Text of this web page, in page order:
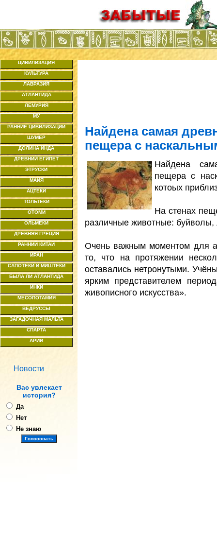
ЦИВИЛИЗАЦИЯ
КУЛЬТУРА
ЛАВРАЗИЯ
АТЛАНТИДА
ЛЕМУРИЯ
МУ
РАННИЕ ЦИВИЛИЗАЦИИ
ШУМЕР
ДОЛИНА ИНДА
ДРЕВНИЙ ЕГИПЕТ
ЭТРУСКИ
МАЙЯ
АЦТЕКИ
ТОЛЬТЕКИ
ОТОМИ
ОЛЬМЕКИ
ДРЕВНЯЯ ГРЕЦИЯ
РАННИЙ КИТАЙ
ИРАН
САПОТЕКИ И МИШТЕКИ
БЫЛА ЛИ АТЛАНТИДА
ИНКИ
МЕСОПОТАМИЯ
ВЕДРУССЫ
ЗАГАДОЧНАЯ МАЛЬТА
СПАРТА
АРИИ
Новости
Ваc увлекает
история?
Да
Нет
Не знаю
Найдена самая
пещера с
Найдена
пещера с
котоых
На стенах
различные животные: буйволы,
Очень важным моментом для
то, что на протяжении
оставались нетронутыми.
ярким представителем
живописного искусства».